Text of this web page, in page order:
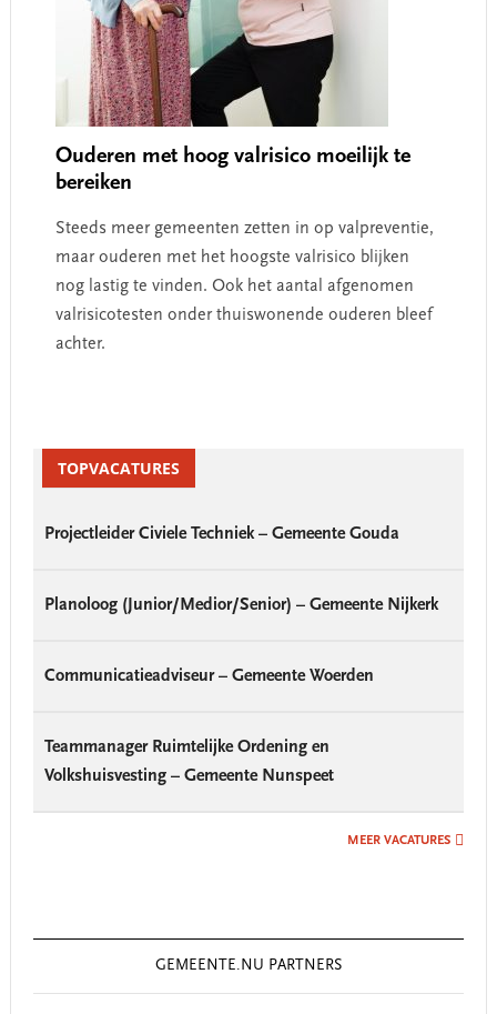
Ouderen met hoog valrisico moeilijk te
bereiken
Steeds meer gemeenten zetten in op valpreventie,
maar ouderen met het hoogste valrisico blijken
nog lastig te vinden. Ook het aantal afgenomen
valrisicotesten onder thuiswonende ouderen bleef
achter.
SidebarTOPVACATURES
Projectleider Civiele Techniek – Gemeente Gouda
Planoloog (Junior/Medior/Senior) – Gemeente Nijkerk
Communicatieadviseur – Gemeente Woerden
Teammanager Ruimtelijke Ordening en
Volkshuisvesting – Gemeente Nunspeet
MEER VACATURES
GEMEENTE.NU PARTNERS